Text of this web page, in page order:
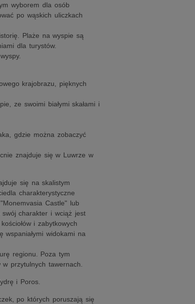
wyborem dla osób
po wąskich uliczkach
Plaże na wyspie są
dla turystów.
krajobrazu, pięknych
ze swoimi białymi skałami i
gdzie można zobaczyć
znajduje się w Luwrze w
się na skalistym
charakterystyczne
Castle" lub
swój charakter i wciąż jest
i zabytkowych
wspaniałymi widokami na
regionu. Poza tym
przytulnych tawernach.
i Poros.
po których poruszają się